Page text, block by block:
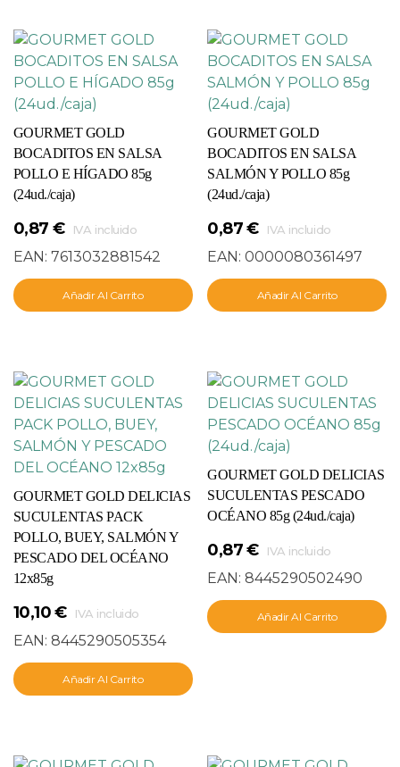
GOURMET GOLD
BOCADITOS EN SALSA
POLLO E HÍGADO 85g
(24ud./caja)
0,87 € IVA incluido
EAN: 7613032881542
Añadir Al Carrito
GOURMET GOLD
BOCADITOS EN SALSA
SALMÓN Y POLLO 85g
(24ud./caja)
0,87€ IVA incluido
EAN:0000080361497
Añadir Al Carrito
GOURMET GOLD DELICIAS
SUCULENTAS PACK
POLLO, BUEY, SALMÓN Y
PESCADO DEL OCÉANO
12x85g
10,10€ IVA incluido
EAN: 8445290505354
Añadir Al Carrito
GOURMET GOLD DELICIAS
SUCULENTAS PESCADO
OCÉANO 85g (24ud./caja)
0,87€ IVA incluido
EAN:8445290502490
Añadir Al Carrito